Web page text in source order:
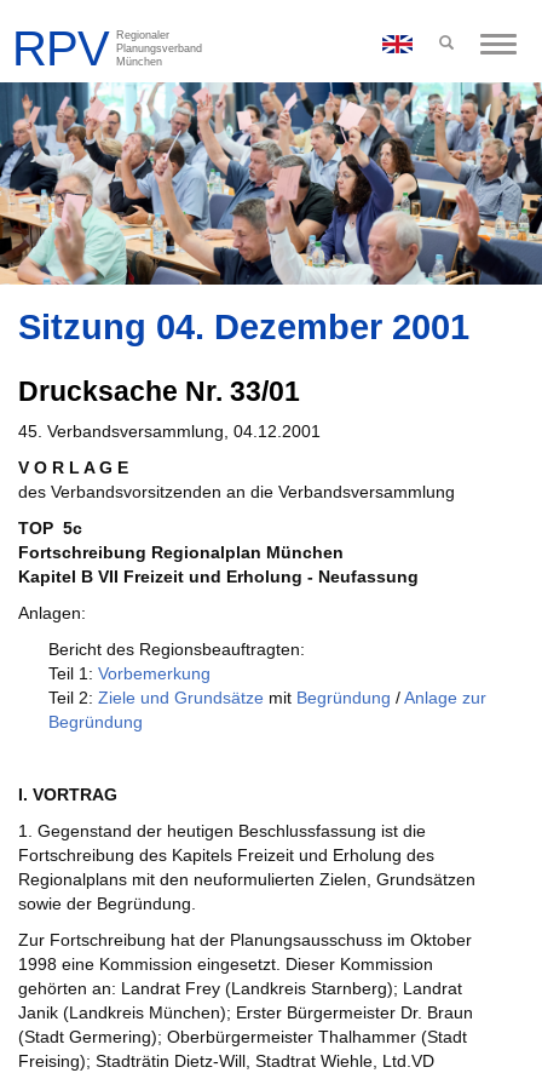
Toggle
Sitzung 04. Dezember 2001
Drucksache Nr. 33/01
45. Verbandsversammlung, 04.12.2001
V O R L A G E
des Verbandsvorsitzenden an die Verbandsversammlung
TOP 5c
Fortschreibung Regionalplan München
Kapitel B VII Freizeit und Erholung - Neufassung
Anlagen:
Bericht des Regionsbeauftragten:
Teil 1: Vorbemerkung
Teil 2: Ziele und Grundsätze mit Begründung /Anlage zur
Begründung
I. VORTRAG
1. Gegenstand der heutigen Beschlussfassung ist die
Fortschreibung des Kapitels Freizeit und Erholung des
Regionalplans mit den neuformulierten Zielen, Grundsätzen
sowie der Begründung.
Zur Fortschreibung hat der Planungsausschuss im Oktober
1998 eine Kommission eingesetzt. Dieser Kommission
gehörten an: Landrat Frey (Landkreis Starnberg); Landrat
Janik (Landkreis München); Erster Bürgermeister Dr. Braun
(Stadt Germering); Oberbürgermeister Thalhammer (Stadt
Freising); Stadträtin Dietz-Will, Stadtrat Wiehle, Ltd.VD